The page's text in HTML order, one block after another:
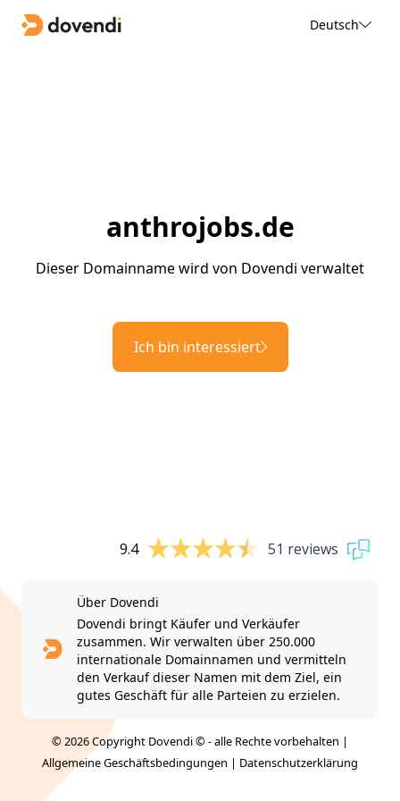
Deutsch
anthrojobs.de
Dieser Domainname wird von Dovendi verwaltet
Ich bin interessiert
9.4 51 reviews
Über Dovendi
Dovendi bringt Käufer und Verkäufer
zusammen. Wir verwalten über 250.000
internationale Domainnamen und vermitteln
den Verkauf dieser Namen mit dem Ziel, ein
gutes Geschäft für alle Parteien zu erzielen.
© 2026 Copyright Dovendi © - alle Rechte vorbehalten |
Allgemeine Geschäftsbedingungen | Datenschutzerklärung